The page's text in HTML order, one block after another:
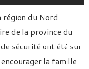
région du Nord
de la province du
sécurité ont été sur
la famille